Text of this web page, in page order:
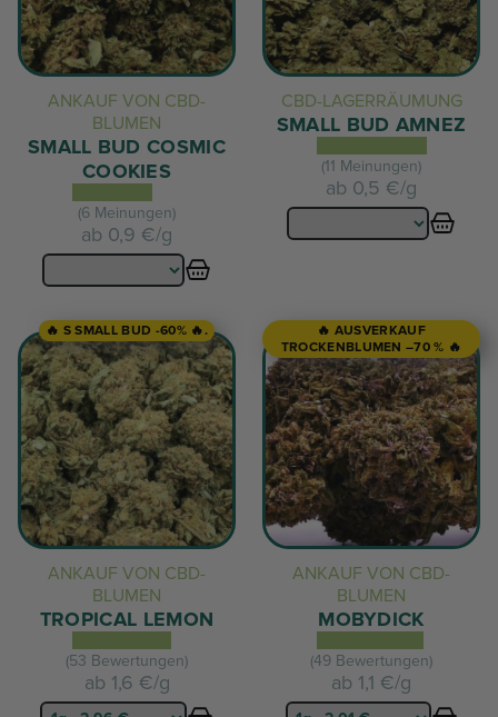
ANKAUF VON CBD-
BLUMEN
SMALL BUD COSMIC
COOKIES
(6 Meinungen)
ab 0,9 €/g
CBD-LAGERRÄUMUNG
SMALL BUD AMNEZ
(11 Meinungen)
ab 0,5 €/g
🔥 S SMALL BUD -60% 🔥.
ANKAUF VON CBD-
BLUMEN
TROPICAL LEMON
(53 Bewertungen)
ab 1,6 €/g
🔥 AUSVERKAUF
TROCKENBLUMEN –70 % 🔥
ANKAUF VON CBD-
BLUMEN
MOBYDICK
(49 Bewertungen)
ab 1,1 €/g